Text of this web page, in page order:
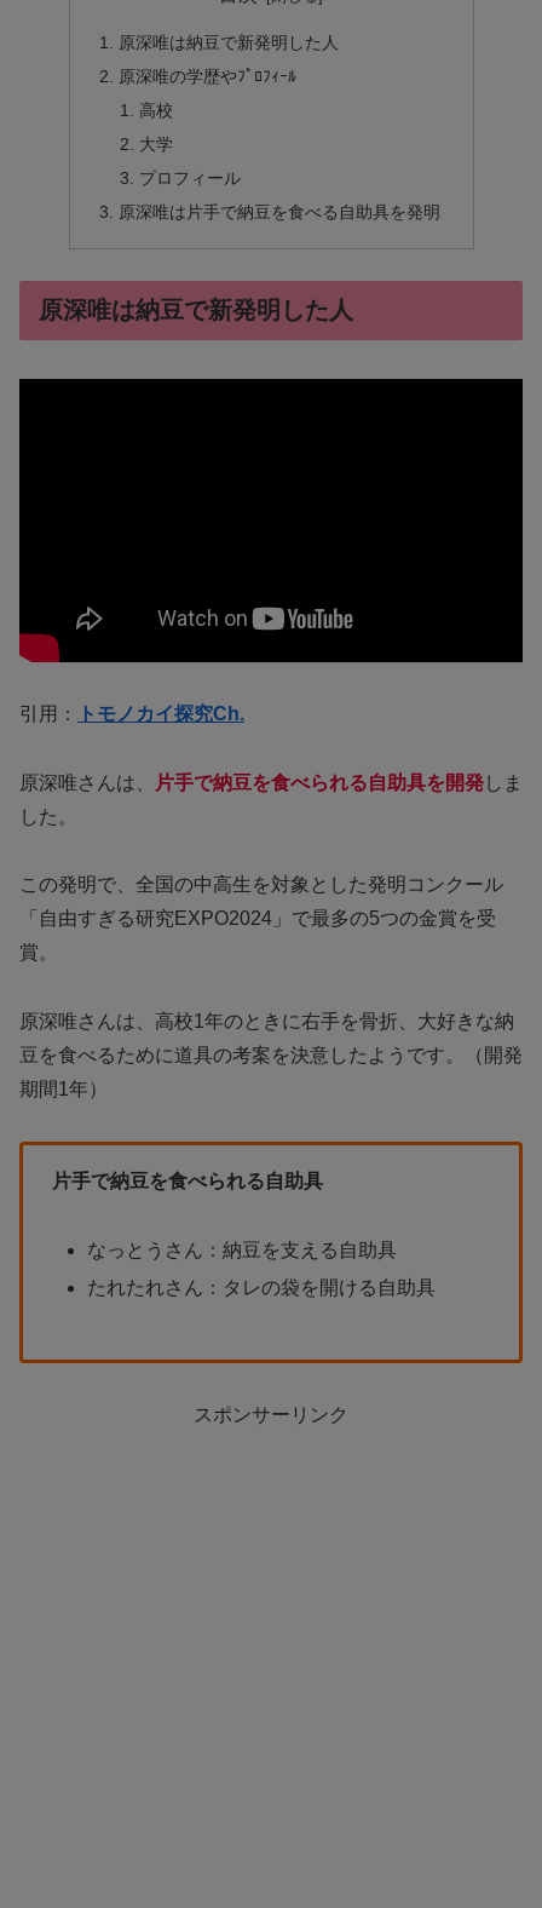
原深唯は納豆で新発明した人
原深唯の学歴やﾌﾟﾛﾌｨｰﾙ
高校
大学
プロフィール
原深唯は片手で納豆を食べる自助具を発明
原深唯は納豆で新発明した人
引用： トモノカイ探究Ch.
原深唯さんは、 片手で納豆を食べられる自助具を開発しま
した。
この発明で、全国の中高生を対象とした発明コンクール
「自由すぎる研究EXPO2024」で最多の5つの金賞を受
賞。
原深唯さんは、高校1年のときに右手を骨折、大好きな納
豆を食べるために道具の考案を決意したようです。（開発
期間1年）
片手で納豆を食べられる自助具
なっとうさん：納豆を支える自助具
たれたれさん：タレの袋を開ける自助具
スポンサーリンク